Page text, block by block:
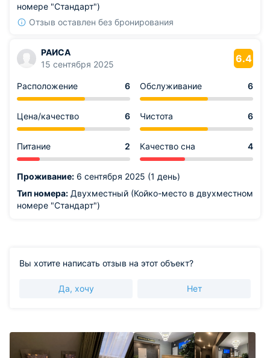
номере "Стандарт")
Отзыв оставлен без бронирования
РАИСА
15 сентября 2025
6.4
Расположение 6 Обслуживание 6
Цена/качество 6 Чистота 6
Питание 2 Качество сна 4
Проживание: 6 сентября 2025 (1 день)
Тип номера: Двухместный (Койко-место в двухместном
номере "Стандарт")
Вы хотите написать отзыв на этот объект?
Да, хочу Нет